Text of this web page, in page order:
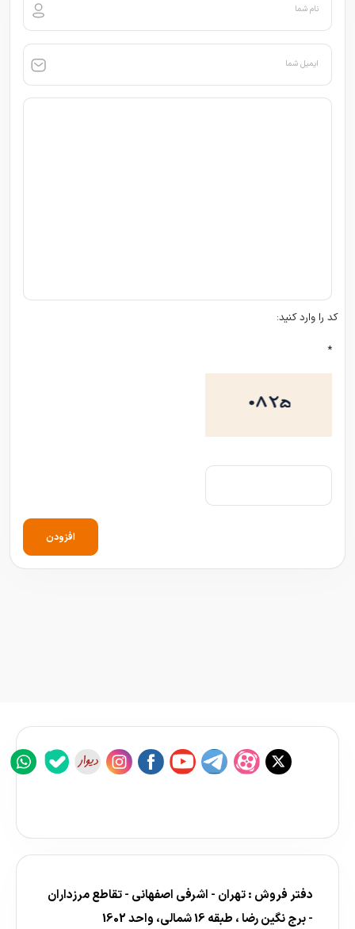
نام شما
ایمیل شما
کد را وارد کنید:
*
افزودن
دفتر فروش : تهران - اشرفی اصفهانی - تقاطع مرزداران
- برج نگین رضا ، طبقه 16 شمالی، واحد 1602